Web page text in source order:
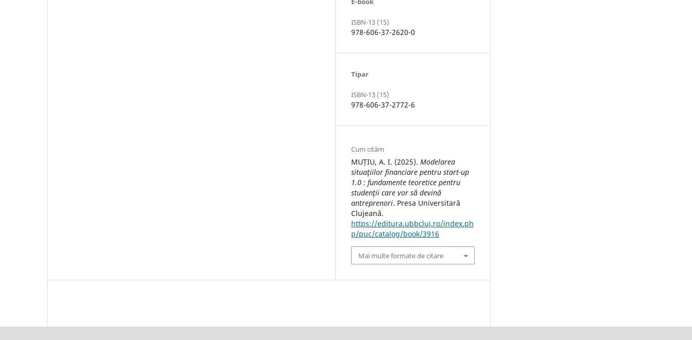
ISBN-13 (15)
978-606-37-2620-0
Tipar
ISBN-13 (15)
978-606-37-2772-6
Cum cităm
MUȚIU, A. I. (2025). Modelarea
situaţiilor financiare pentru start-up
1.0 : fundamente teoretice pentru
studenţii care vor să devină
antreprenori. Presa Universitară
Clujeană.
https://editura.ubbcluj.ro/index.ph
p/puc/catalog/book/3916
Mai multe formate de citare